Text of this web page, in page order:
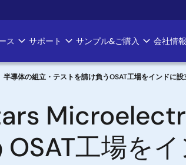
ス サポート サンプル&ご購入 会社情報
導体の組立・テストを請け負うOSAT工場をインドに設
工場を